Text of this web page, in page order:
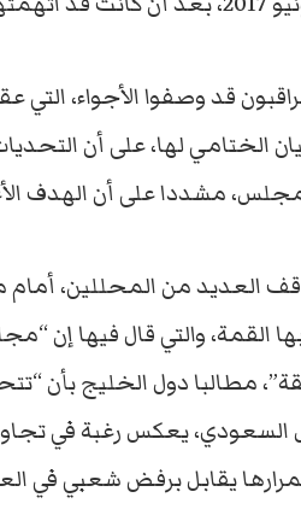
قد وصفوا الأجواء، التي
الختامي لها، على أن
مشددا على أن الهدف
العديد من المحللين، أمام
القمة، والتي قال فيها إن
مطالبا دول الخليج بأن
السعودي، يعكس رغبة في
يقابل برفض شعبي في